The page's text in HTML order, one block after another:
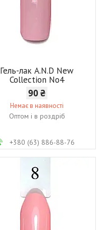
Гель-лак A.N.D New
Collection No4
90 ₴
Немає в наявності
Оптом і в роздріб
+380 (63) 886-88-76